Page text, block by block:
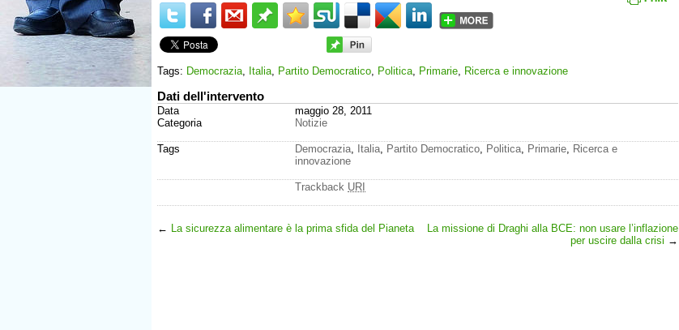
Tags: Democrazia Italia Partito Democratico Politica Primarie Ricerca e innovazione
Dati dell'intervento
Data
Categoria
maggio 28, 2011
Notizie
Tags Democrazia Italia Partito Democratico Politica Primarie
Ricerca e
innovazione
Trackback URI
← La sicurezza alimentare è la prima sfida del Pianeta
La missione di Draghi alla BCE: non usare l’inflazione
per uscire dalla crisi →